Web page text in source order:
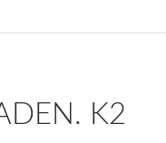
K2